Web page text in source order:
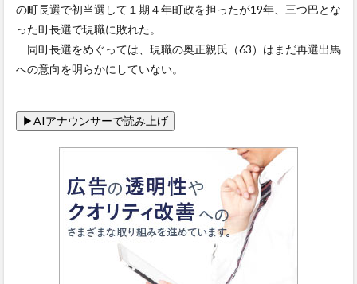
の町長選で初当選して１期４年町政を担ったが19年、三つ巴とな
った町長選で現職に敗れた。
同町長選をめぐっては、現職の奥正親氏（63）はまだ再選出馬
への意向を明らかにしていない。